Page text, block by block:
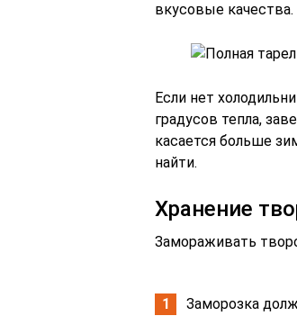
вкусовые качества.
Если нет
градусов тепла,
касается больше
найти.
Хранение
Замораживать
Заморозка